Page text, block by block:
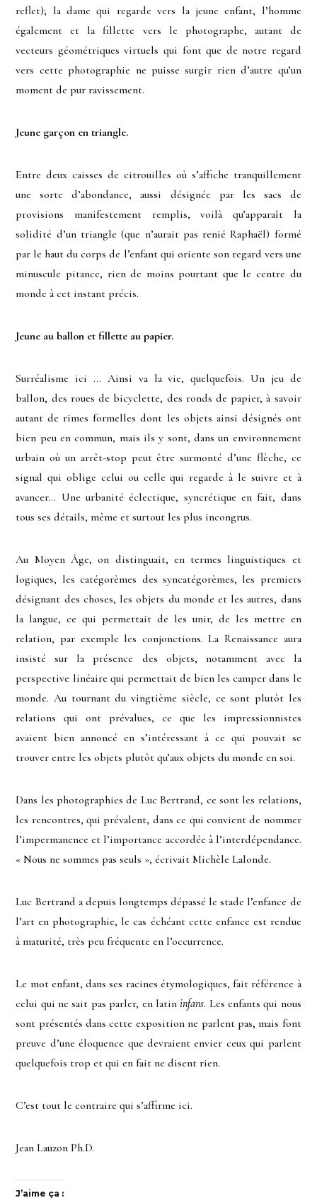
reflet); la dame qui regarde vers la jeune enfant, l’homme
également et la fillette vers le photographe, autant de
vecteurs géométriques virtuels qui font que de notre regard
vers cette photographie ne puisse surgir rien d’autre qu’un
moment de pur ravissement.
Jeune garçon en triangle.
Entre deux caisses de citrouilles où s’affiche tranquillement
une sorte d’abondance, aussi désignée par les sacs de
provisions manifestement remplis, voilà qu’apparaît la
solidité d’un triangle (que n’aurait pas renié Raphaël) formé
par le haut du corps de l’enfant qui oriente son regard vers une
minuscule pitance, rien de moins pourtant que le centre du
monde à cet instant précis.
Jeune au ballon et fillette au papier.
Surréalisme ici … Ainsi va la vie, quelquefois. Un jeu de
ballon, des roues de bicyclette, des ronds de papier, à savoir
autant de rimes formelles dont les objets ainsi désignés ont
bien peu en commun, mais ils y sont, dans un environnement
urbain où un arrêt-stop peut être surmonté d’une flèche, ce
signal qui oblige celui ou celle qui regarde à le suivre et à
avancer… Une urbanité éclectique, syncrétique en fait, dans
tous ses détails, même et surtout les plus incongrus.
Au Moyen Âge, on distinguait, en termes linguistiques et
logiques, les catégorèmes des syncatégorèmes, les premiers
désignant des choses, les objets du monde et les autres, dans
la langue, ce qui permettait de les unir, de les mettre en
relation, par exemple les conjonctions. La Renaissance aura
insisté sur la présence des objets, notamment avec la
perspective linéaire qui permettait de bien les camper dans le
monde. Au tournant du vingtième siècle, ce sont plutôt les
relations qui ont prévalues, ce que les impressionnistes
avaient bien annoncé en s’intéressant à ce qui pouvait se
trouver entre les objets plutôt qu’aux objets du monde en soi.
Dans les photographies de Luc Bertrand, ce sont les relations,
les rencontres, qui prévalent, dans ce qui convient de nommer
l’impermanence et l’importance accordée à l’interdépendance.
« Nous ne sommes pas seuls », écrivait Michèle Lalonde.
Luc Bertrand a depuis longtemps dépassé le stade l’enfance de
l’art en photographie, le cas échéant cette enfance est rendue
à maturité, très peu fréquente en l’occurrence.
Le mot enfant, dans ses racines étymologiques, fait référence à
celui qui ne sait pas parler, en latininfans. Les enfants qui nous
sont présentés dans cette exposition ne parlent pas, mais font
preuve d’une éloquence que devraient envier ceux qui parlent
quelquefois trop et qui en fait ne disent rien.
C’est tout le contraire qui s’affirme ici.
Jean Lauzon Ph.D.
J’aime ça :